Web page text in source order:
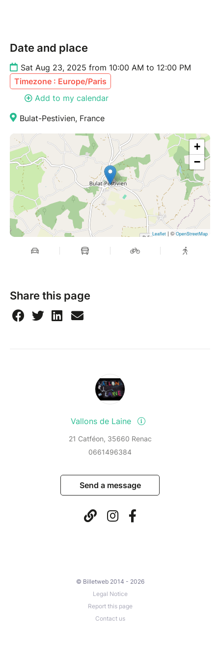
Date and place
Sat Aug 23, 2025 from 10:00 AM to 12:00 PM
Timezone : Europe/Paris
Add to my calendar
Bulat-Pestivien, France
+
−
Leaflet | © OpenStreetMap
Share this page
Vallons de Laine
21 Catféon, 35660 Renac
0661496384
Send a message
© Billetweb 2014 - 2026
Legal Notice
Report this page
Contact us